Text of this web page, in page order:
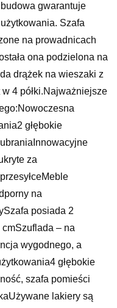
gwarantuje
Szafa
na prowadnicach
ona podzielona na
drążek na wieszaki z
4 półki.Najważniejsze
głębokie
za
na
posiada 2
– na
wygodnego, a
głębokie
szafa pomieści
lakiery są